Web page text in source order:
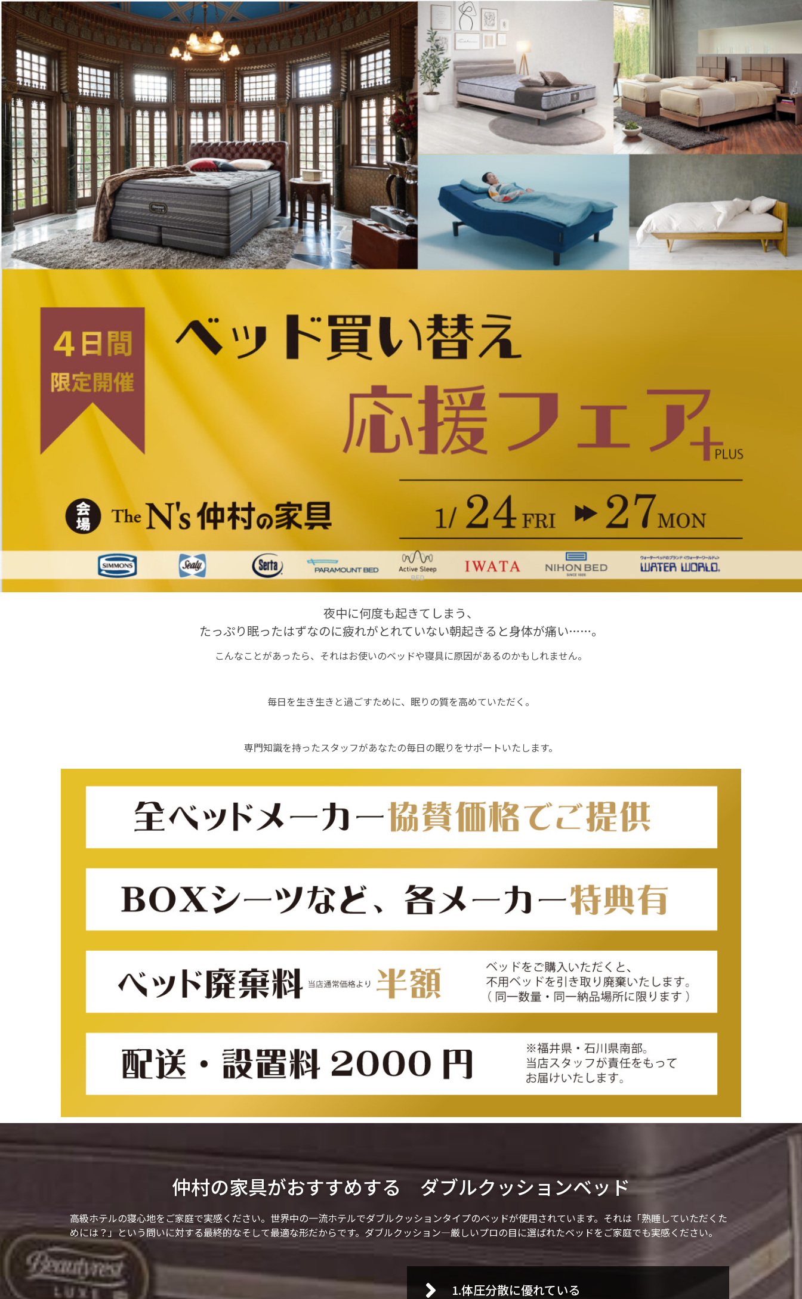
夜中に何度も起きてしまう、
たっぷり眠ったはずなのに疲れがとれていない朝起きると身体が痛い……。
こんなことがあったら、それはお使いのベッドや寝具に原因があるのかもしれません。
毎日を生き生きと過ごすために、眠りの質を高めていただく。
専門知識を持ったスタッフがあなたの毎日の眠りをサポートいたします。
仲村の家具がおすすめする ダブルクッションベッド
高級ホテルの寝心地をご家庭で実感ください。世界中の一流ホテルでダブルクッションタイプのベッドが使用されています。それは「熟睡していただくた
めには？」という問いに対する最終的なそして最適な形だからです。ダブルクッション―厳しいプロの目に選ばれたベッドをご家庭でも実感ください。
1.体圧分散に優れている